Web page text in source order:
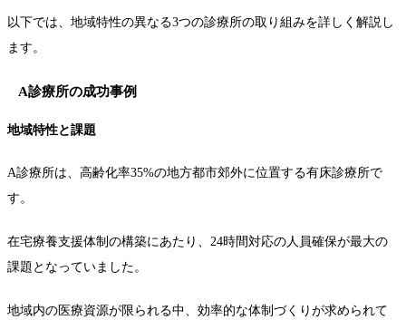
以下では、地域特性の異なる3つの診療所の取り組みを詳しく解説し
ます。
A診療所の成功事例
地域特性と課題
A診療所は、高齢化率35%の地方都市郊外に位置する有床診療所で
す。
在宅療養支援体制の構築にあたり、24時間対応の人員確保が最大の
課題となっていました。
地域内の医療資源が限られる中、効率的な体制づくりが求められて